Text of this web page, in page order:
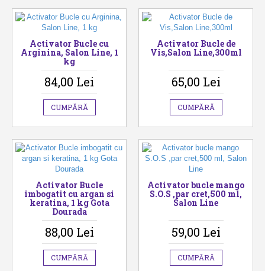
Activator Bucle cu
Arginina, Salon Line, 1
kg
84,00 Lei
CUMPĂRĂ
Activator Bucle de
Vis,Salon Line,300ml
65,00 Lei
CUMPĂRĂ
Activator Bucle
imbogatit cu argan si
keratina, 1 kg Gota
Dourada
88,00 Lei
CUMPĂRĂ
Activator bucle mango
S.O.S ,par cret,500 ml,
Salon Line
59,00 Lei
CUMPĂRĂ